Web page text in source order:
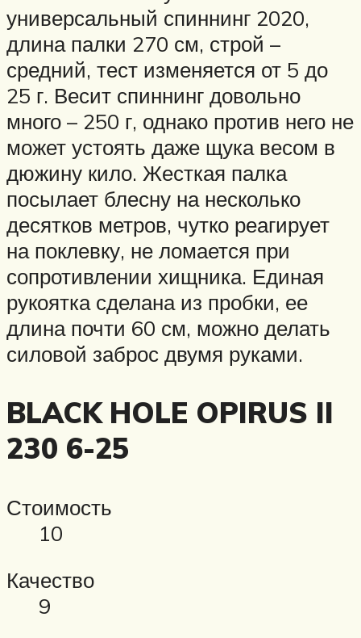
универсальный спиннинг 2020,
длина палки 270 см, строй –
средний, тест изменяется от 5 до
25 г. Весит спиннинг довольно
много – 250 г, однако против него не
может устоять даже щука весом в
дюжину кило. Жесткая палка
посылает блесну на несколько
десятков метров, чутко реагирует
на поклевку, не ломается при
сопротивлении хищника. Единая
рукоятка сделана из пробки, ее
длина почти 60 см, можно делать
силовой заброс двумя руками.
BLACK HOLE OPIRUS II
230 6-25
Стоимость
10
Качество
9